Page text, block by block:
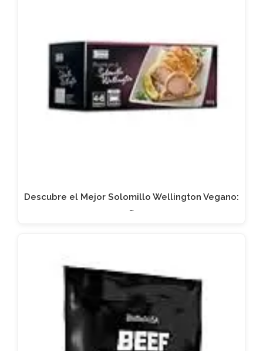
Descubre el Mejor Solomillo Wellington Vegano:
…